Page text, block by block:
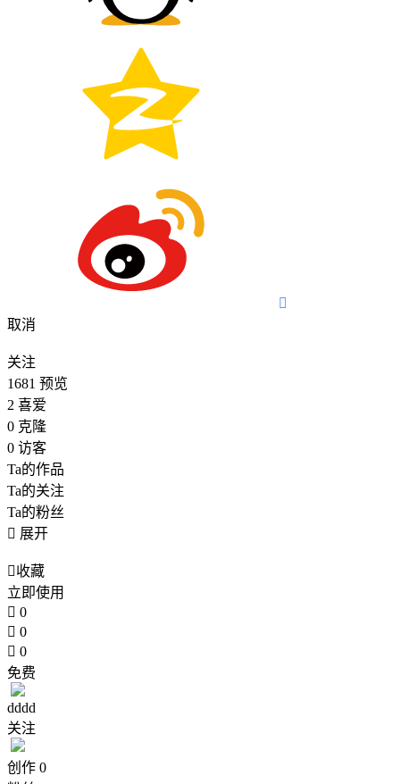

取消
关注
1681 预览
2 喜爱
0 克隆
0 访客
Ta的作品
Ta的关注
Ta的粉丝
 展开
收藏
立即使用
 0
 0
 0
免费
dddd
关注
创作 0